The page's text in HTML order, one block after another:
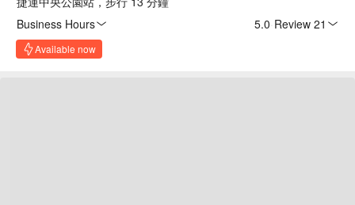
Business Hours
5.0 Review 21
Available now